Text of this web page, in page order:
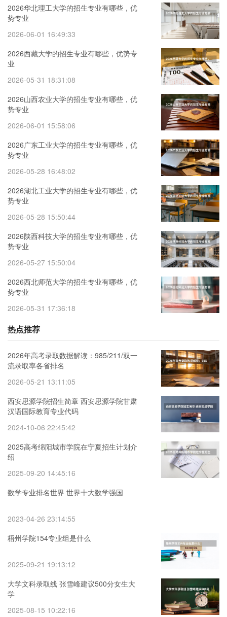
2026华北理工大学的招生专业有哪些，优
势专业
2026-06-01 16:49:33
2026西藏大学的招生专业有哪些，优势专
业
2026-05-31 18:31:08
2026山西农业大学的招生专业有哪些，优
势专业
2026-06-01 15:58:06
2026广东工业大学的招生专业有哪些，优
势专业
2026-05-28 16:48:02
2026湖北工业大学的招生专业有哪些，优
势专业
2026-05-28 15:50:44
2026陕西科技大学的招生专业有哪些，优
势专业
2026-05-27 15:50:04
2026西北师范大学的招生专业有哪些，优
势专业
2026-05-31 17:36:18
热点推荐
2026年高考录取数据解读：985/211/双一
流录取率各省排名
2026-05-21 13:11:05
西安思源学院招生简章 西安思源学院甘肃
汉语国际教育专业代码
2024-10-06 22:45:42
2025高考绵阳城市学院在宁夏招生计划介
绍
2025-09-20 14:45:16
数学专业排名世界 世界十大数学强国
2023-04-26 23:14:55
梧州学院154专业组是什么
2025-09-21 19:13:12
大学文科录取线 张雪峰建议500分女生大
学
2025-08-15 10:22:16